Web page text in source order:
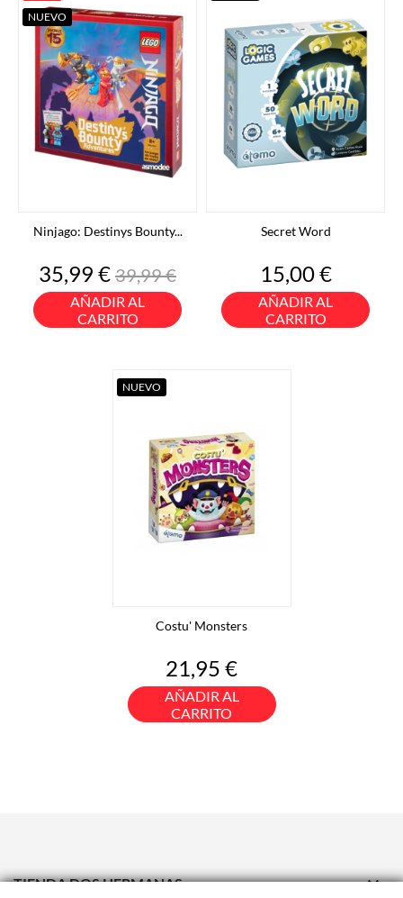
Ninjago: Destinys Bounty...
Precio
35,99 €Precio
base
39,99 €
AÑADIR AL
CARRITO
NUEVO
Secret Word
Precio
15,00 €
AÑADIR AL
CARRITO
Costu' Monsters
Precio
21,95 €
AÑADIR AL
CARRITO
NUEVO
TIENDA DOS HERMANAS 